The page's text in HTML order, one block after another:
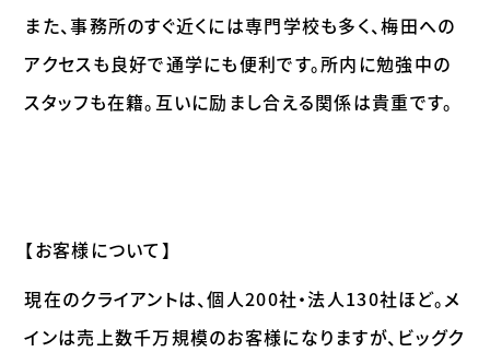
また、事務所のすぐ近くには専門学校も多く、梅田への
アクセスも良好で通学にも便利です。所内に勉強中の
スタッフも在籍。互いに励まし合える関係は貴重です。
【お客様について】
現在のクライアントは、個人200社・法人130社ほど。メ
インは売上数千万規模のお客様になりますが、ビッグク